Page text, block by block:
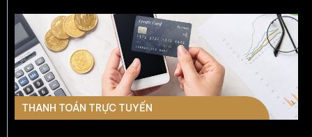
THANH TOÁN TRỰC TUYẾN